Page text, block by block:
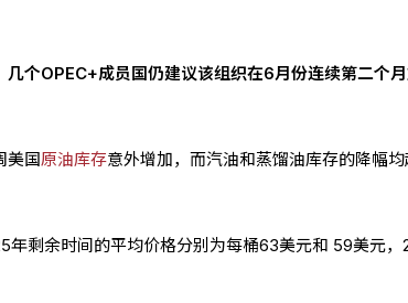
个OPEC+成员国仍建议该组织在6月份连续第二个
美国原油库存意外增加，而汽油和蒸馏油库存的降幅
年剩余时间的平均价格分别为每桶63美元和 59美元，